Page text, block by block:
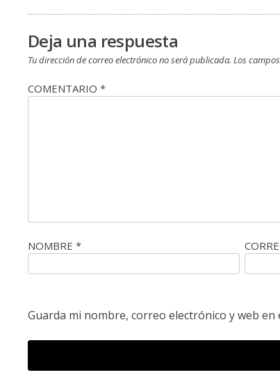
entradas
Deja una respuesta
Tu dirección de correo electrónico no será publicada. Los
COMENTARIO *
NOMBRE *
Guarda mi nombre, correo electrónico y web